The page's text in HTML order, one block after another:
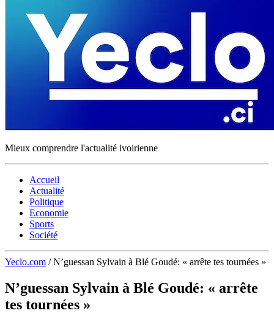
Mieux comprendre l'actualité ivoirienne
Accueil
Actualité
Politique
Economie
Sports
Société
Yeclo.com / N’guessan Sylvain à Blé Goudé: « arrête tes tournées »
N’guessan Sylvain à Blé Goudé: « arrête
tes tournées »